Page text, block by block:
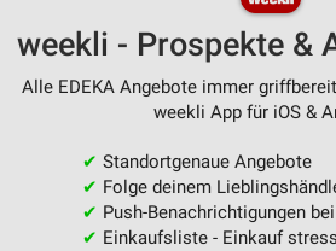
weekli - Prospekte &
Alle EDEKA Angebote immer
weekli App für iOS &
✔ Standortgenaue Angebote
✔ Folge deinem
✔ Push-Benachrichtigungen
✔ Einkaufsliste - Einkauf
Erstellung von Profilen für
Werbung
personalisierter Werbung
Erstellung von Profilen zur
von Inhalten